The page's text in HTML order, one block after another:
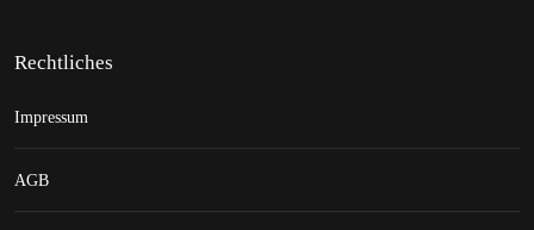
Rechtliches
Impressum
AGB